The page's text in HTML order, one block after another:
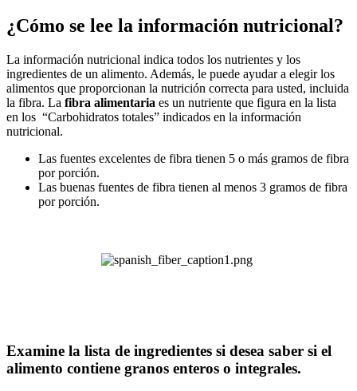
¿Cómo se lee la información nutricional?
La información nutricional indica todos los nutrientes y los
ingredientes de un alimento. Además, le puede ayudar a elegir los
alimentos que proporcionan la nutrición correcta para usted, incluida
la fibra. La fibra alimentaria es un nutriente que figura en la lista
en los “Carbohidratos totales” indicados en la información
nutricional.
Las fuentes excelentes de fibra tienen 5 o más gramos de fibra
por porción.
Las buenas fuentes de fibra tienen al menos 3 gramos de fibra
por porción.
Examine la lista de ingredientes si desea saber si el
alimento contiene granos enteros o integrales.